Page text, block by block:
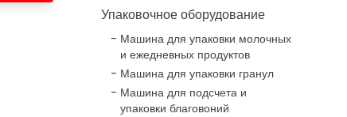
Упаковочное оборудование
Машина для упаковки молочных
и ежедневных продуктов
Машина для упаковки гранул
Машина для подсчета и
упаковки благовоний